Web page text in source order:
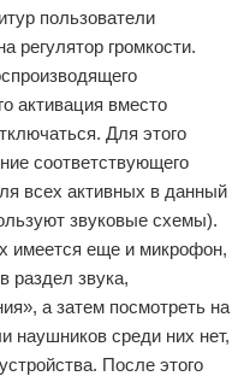
пользователи
регулятор громкости.
активация вместо
Для этого
соответствующего
всех активных в данный
звуковые схемы).
имеется еще и микрофон,
раздел звука,
а затем посмотреть на
наушников среди них нет,
После этого